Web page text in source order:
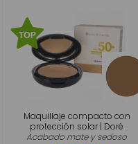
Maquillaje compacto con
protección solar | Doré
Acabado mate y sedoso